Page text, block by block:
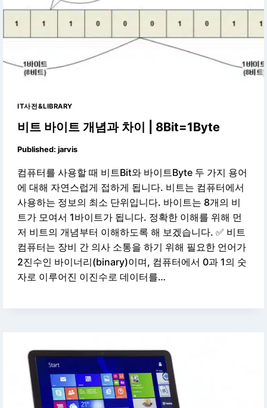
IT사전&LIBRARY
비트 바이트 개념과 차이 | 8Bit=1Byte
Published: jarvis
컴퓨터를 사용할 때 비트Bit와 바이트Byte 두 가지 용어
에 대해 자연스럽게 접하게 됩니다. 비트는 컴퓨터에서
사용하는 정보의 최소 단위입니다. 바이트는 8개의 비
트가 모여서 1바이트가 됩니다. 정확한 이해를 위해 먼
저 비트의 개념부터 이해하도록 해 보겠습니다. ✅ 비트
컴퓨터는 장비 간 의사 소통을 하기 위해 필요한 언어가
2진수인 바이너리(binary)이며, 컴퓨터에서 0과 1의 숫
자로 이루어진 이진수로 데이터를…